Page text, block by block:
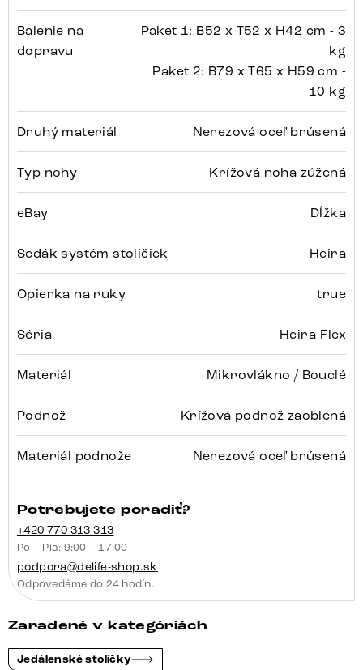
Balenie na
dopravu
Paket 1: B52 x T52 x H42 cm - 3
kg
Paket 2: B79 x T65 x H59 cm -
10 kg
Druhý materiál Nerezová oceľ brúsená
Typ nohy Krížová noha zúžená
eBay Dĺžka
Sedák systém stoličiek Heira
Opierka na ruky true
Séria Heira-Flex
Materiál Mikrovlákno / Bouclé
Podnož Krížová podnož zaoblená
Materiál podnože Nerezová oceľ brúsená
Potrebujete poradiť?
+420 770 313 313
Po – Pia: 9:00 – 17:00
podpora@delife-shop.sk
Odpovedáme do 24 hodín.
Zaradené v kategóriách
Jedálenské stoličky